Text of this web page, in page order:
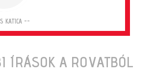
KATICA --
ÍRÁSOK A ROVATBÓL